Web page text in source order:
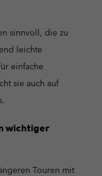
sinnvoll, die zu
leichte
einfache
sie auch auf
wichtiger
Touren mit